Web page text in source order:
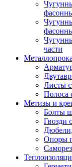
части
Листы
Полоса
Метизы и
Болты
Гвозди
Опоры